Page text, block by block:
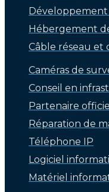
Hébergement
Câble réseau et
Caméras de
Conseil en
Partenaire
Réparation de
Téléphone IP
Logiciel
Matériel